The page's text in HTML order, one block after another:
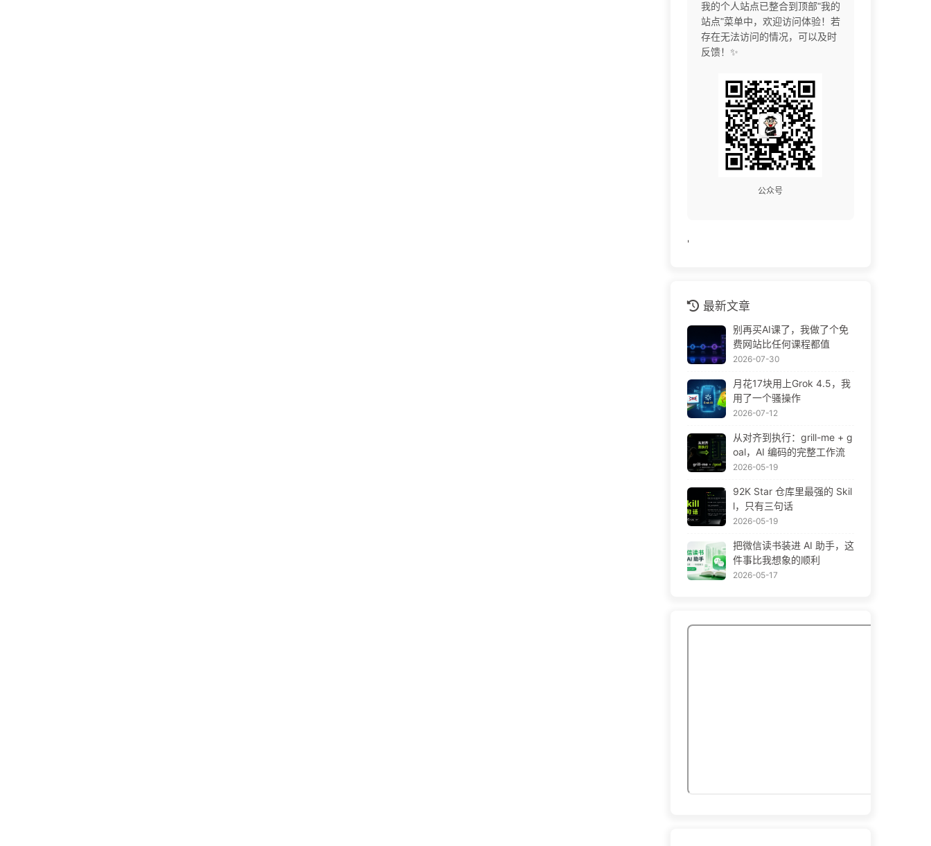
我的个人站点已整合到顶部"我的
站点"菜单中，欢迎访问体验！若
存在无法访问的情况，可以及时
反馈！✨
公众号
'
最新文章
别再买AI课了，我做了个免
费网站比任何课程都值
2026-07-30
月花17块用上Grok 4.5，我
用了一个骚操作
2026-07-12
从对齐到执行：grill-me + g
oal，AI 编码的完整工作流
2026-05-19
92K Star 仓库里最强的 Skil
l，只有三句话
2026-05-19
把微信读书装进 AI 助手，这
件事比我想象的顺利
2026-05-17